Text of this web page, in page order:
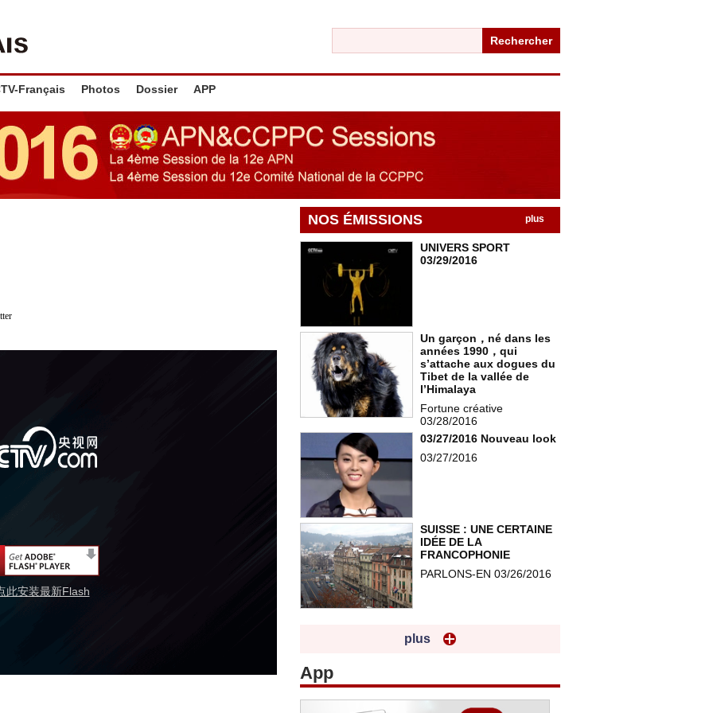
Rechercher
Français Photos Dossier APP
此安装最新Flash
NOS ÉMISSIONS plus
UNIVERS SPORT
03/29/2016
Un garçon，né dans les
années 1990，qui
s’attache aux dogues du
Tibet de la vallée de
l’Himalaya
Fortune créative
03/28/2016
03/27/2016 Nouveau look
03/27/2016
SUISSE : UNE CERTAINE
IDÉE DE LA
FRANCOPHONIE
PARLONS-EN 03/26/2016
plus
App